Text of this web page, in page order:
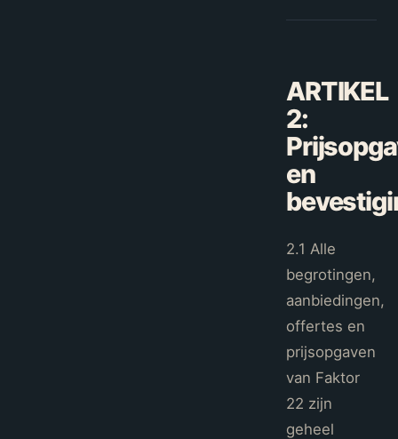
ARTIKEL
2:
en
2.1 Alle
begrotingen,
aanbiedingen,
offertes en
prijsopgaven
van Faktor
22 zijn
geheel